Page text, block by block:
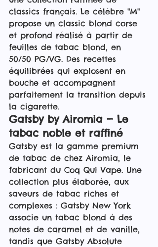
classics français. Le célèbre "M"
propose un classic blond corse
et profond réalisé à partir de
feuilles de tabac blond, en
50/50 PG/VG. Des recettes
équilibrées qui explosent en
bouche et accompagnent
parfaitement la transition depuis
la cigarette.
Gatsby by Airomia — Le
tabac noble et raffiné
Gatsby est la gamme premium
de tabac de chez Airomia, le
fabricant du Coq Qui Vape. Une
collection plus élaborée, aux
saveurs de tabac riches et
complexes : Gatsby New York
associe un tabac blond à des
notes de caramel et de vanille,
tandis que Gatsby Absolute